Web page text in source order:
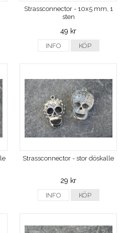
Strassconnector - 10x5 mm, 1
sten
49 kr
INFO KÖP
Strassconnector - stor döskalle
29 kr
INFO KÖP